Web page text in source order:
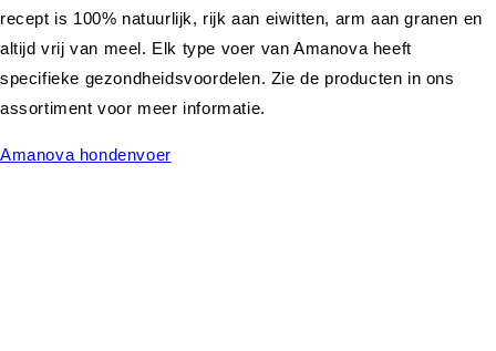
recept is 100% natuurlijk, rijk aan eiwitten, arm aan granen en
altijd vrij van meel. Elk type voer van Amanova heeft
specifieke gezondheidsvoordelen. Zie de producten in ons
assortiment voor meer informatie.
Amanova hondenvoer